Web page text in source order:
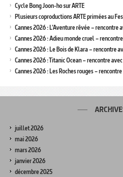
Cycle Bong Joon-ho sur ARTE
Plusieurs coproductions ARTE primées au
Cannes 2026 : L’Aventure rêvée – rencontre
Cannes 2026 : Adieu monde cruel –
Cannes 2026 : Le Bois de Klara – rencontre
Cannes 2026 : Titanic Ocean – rencontre
Cannes 2026 : Les Roches rouges –
juillet 2026
mai 2026
mars 2026
janvier 2026
décembre 2025